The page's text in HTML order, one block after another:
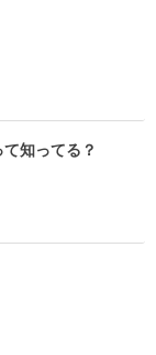
知ってる？